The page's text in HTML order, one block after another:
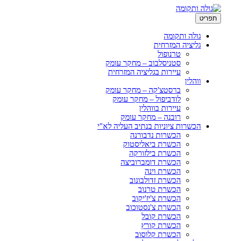
גולה ותקומה
גליציה המזרחית
טרנופול
סטניסלבוב – מחקר עומק
עיירות בגליציה המזרחית
ווהלין
ברסטצ'קה – מחקר עומק
לודביפול – מחקר עומק
עיירות בווהלין
רובנה – מחקר עומק
הכשרות ציוניות בנתיב העליה לא"י
הכשרות נדבורנה
הכשרת ביאליסטוק
הכשרת בילזורקה
הכשרת דומברוביצה
הכשרת וינה
הכשרת זדולבונוב
הכשרת טרנוב
הכשרת צ'יז'יקוב
הכשרת צ'נסטוכוב
הכשרת קובל
הכשרת קורץ
הכשרת קלוסוב